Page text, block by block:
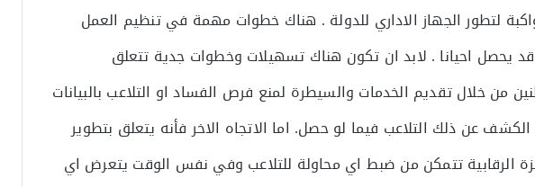
لتطور الجهاز الاداري للدولة . هناك خطوات مهمة في تنظيم العمل
قد يحصل احيانا . لابد ان تكون هناك تسهيلات وخطوات جدية تتعلق
من خلال تقديم الخدمات والسيطرة لمنع فرص الفساد او التلاعب بالبيانات
عن ذلك التلاعب فيما لو حصل. اما الاتجاه الاخر فأنه يتعلق بتطوير
الرقابية تتمكن من ضبط اي محاولة للتلاعب وفي نفس الوقت يتعرض اي